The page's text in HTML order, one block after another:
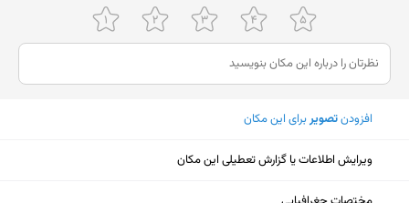
پنجشنبه
۸ تا ۱۳
جمعه
ثبت نشده
شنبه
افزودنتصویربرای این مکان
ویرایش اطلاعات یا گزارش تعطیلی این مکان